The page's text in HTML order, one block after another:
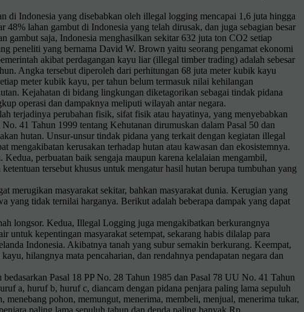
di Indonesia yang disebabkan oleh illegal logging mencapai 1,6 juta hingga
lahan gambut di Indonesia yang telah dirusak, dan juga sebagian besar
gambut saja, Indonesia menghasilkan sekitar 632 juta ton CO2 setiap
peneliti yang bernama David W. Brown yaitu seorang pengamat ekonomi
akibat perdagangan kayu liar (illegal timber trading) adalah sebesar
Angka tersebut diperoleh dari perhitungan 68 juta meter kubik kayu
meter kubik kayu, per tahun belum termasuk nilai kehilangan
Kejahatan di bidang lingkungan diketagorikan sebagai tindak pidana
operasi dan dampaknya meliputi wilayah antar negara.
terjadinya perubahan fisik, sifat fisik atau hayatinya, yang menyebabkan
41 Tahun 1999 tentang Kehutanan dirumuskan dalam Pasal 50 dan
hutan. Unsur-unsur tindak pidana yang terkait dengan kegiatan illegal
mengakibatan kerusakan terhadap hutan atau kawasan dan ekosistemnya.
perbuatan baik sengaja maupun karena kelalaian mengambil,
tersebut khusus untuk mengatur hasil hutan berupa tumbuhan yang
merugikan masyarakat sekitar, bahkan masyarakat dunia. Kerugian yang
yang tidak ternilai harganya. Berikut adalah beberapa dampak yang dapat
longsor. Kedua, Illegal Logging juga mengakibatkan berkurangnya
untuk kepentingan masyarakat setempat, sekarang habis dilalap para
Indonesia. Akibatnya tanah yang subur semakin berkurang. Keempat,
hilangnya mata pencaharian, dan rendahnya pendapatan negara dan
Pasal 18 PP No. 28 Tahun 1985 dan Pasal 78 UU No. 41 Tahun
a, huruf b, huruf c, diancam dengan pidana penjara paling lama sepuluh
pohon, memungut, menerima, membeli, menjual, menerima tukar,
paling lama sepuluh tahun dan denda paling banyak Rp.